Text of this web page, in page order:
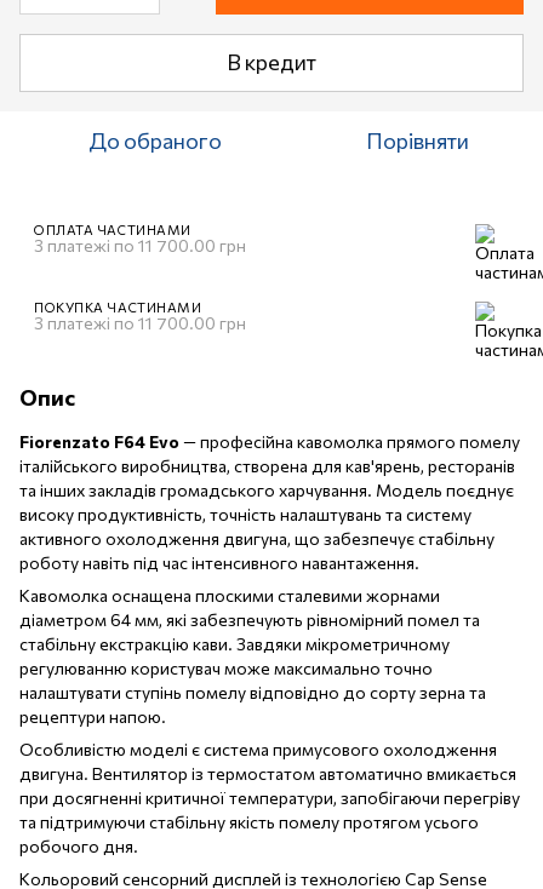
В кредит
До обраного Порівняти
ОПЛАТА ЧАСТИНАМИ
3 платежі по 11 700.00 грн
ПОКУПКА ЧАСТИНАМИ
3 платежі по 11 700.00 грн
Опис
Fiorenzato F64 Evo — професійна кавомолка прямого помелу
італійського виробництва, створена для кав'ярень, ресторанів
та інших закладів громадського харчування. Модель поєднує
високу продуктивність, точність налаштувань та систему
активного охолодження двигуна, що забезпечує стабільну
роботу навіть під час інтенсивного навантаження.
Кавомолка оснащена плоскими сталевими жорнами
діаметром 64 мм, які забезпечують рівномірний помел та
стабільну екстракцію кави. Завдяки мікрометричному
регулюванню користувач може максимально точно
налаштувати ступінь помелу відповідно до сорту зерна та
рецептури напою.
Особливістю моделі є система примусового охолодження
двигуна. Вентилятор із термостатом автоматично вмикається
при досягненні критичної температури, запобігаючи перегріву
та підтримуючи стабільну якість помелу протягом усього
робочого дня.
Кольоровий сенсорний дисплей із технологією Cap Sense